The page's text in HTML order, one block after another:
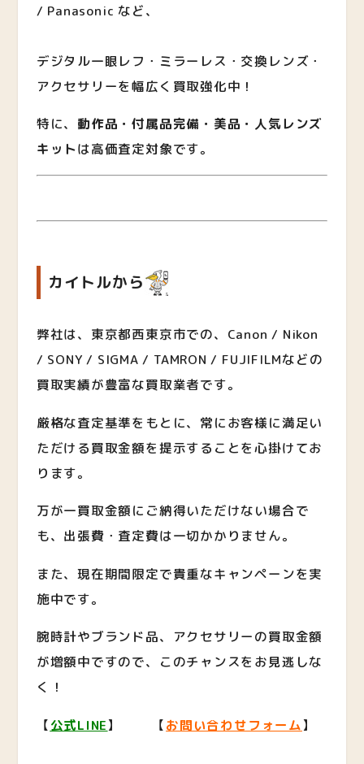
/ Panasonic など、
デジタル一眼レフ・ミラーレス・交換レンズ・
アクセサリーを幅広く買取強化中！
特に、 動作品・付属品完備・美品・人気レンズ
キットは高価査定対象です。
カイトルから
弊社は、東京都西東京市での、Canon / Nikon
/ SONY / SIGMA / TAMRON / FUJIFILMなどの
買取実績が豊富な買取業者です。
厳格な査定基準をもとに、常にお客様に満足い
ただける買取金額を提示することを心掛けてお
ります。
万が一買取金額にご納得いただけない場合で
も、出張費・査定費は一切かかりません。
また、現在期間限定で貴重なキャンペーンを実
施中です。
腕時計やブランド品、アクセサリーの買取金額
が増額中ですので、このチャンスをお見逃しな
く！
【公式LINE】 【お問い合わせフォーム】